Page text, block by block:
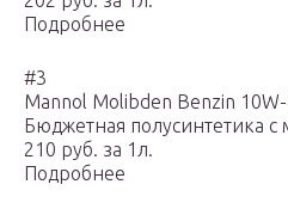
Подробнее
#3
Mannol Molibden Benzin
Бюджетная полусинтетика
210 руб. за 1л.
Подробнее